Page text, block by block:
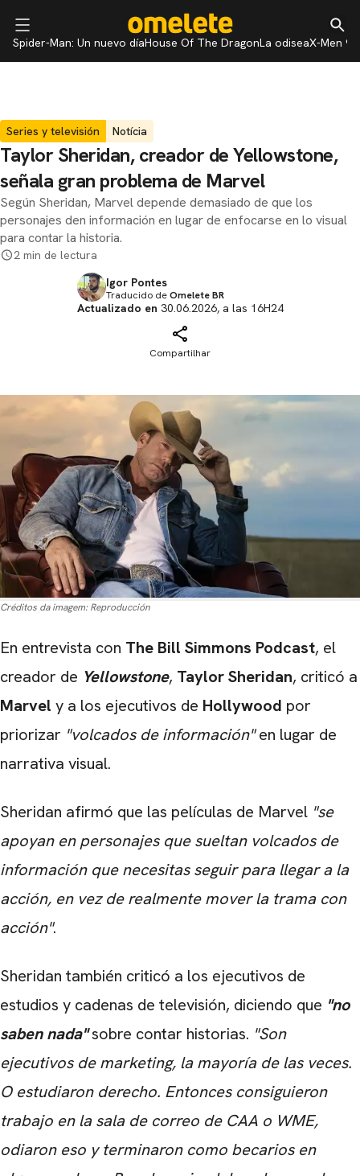
Spider-Man: Un nuevo díaHouse Of The DragonLa odiseaX-Men 97
Series y televisión Notícia
Taylor Sheridan, creador de Yellowstone,
señala gran problema de Marvel
Según Sheridan, Marvel depende demasiado de que los
personajes den información en lugar de enfocarse en lo visual
para contar la historia.
2 min de lectura
Igor Pontes
Traducido deOmelete BR
Actualizado en 30.06.2026, a las 16H24
Compartilhar
Créditos da imagem: Reproducción
En entrevista con The Bill Simmons Podcast, el
creador de Yellowstone, Taylor Sheridan, criticó a
Marvel y a los ejecutivos de Hollywood por
priorizar "volcados de información"en lugar de
narrativa visual.
Sheridan afirmó que las películas de Marvel "se
apoyan en personajes que sueltan volcados de
información que necesitas seguir para llegar a la
acción, en vez de realmente mover la trama con
acción".
Sheridan también criticó a los ejecutivos de
estudios y cadenas de televisión, diciendo que "no
saben nada"sobre contar historias. "Son
ejecutivos de marketing, la mayoría de las veces.
O estudiaron derecho. Entonces consiguieron
trabajo en la sala de correo de CAA o WME,
odiaron eso y terminaron como becarios en